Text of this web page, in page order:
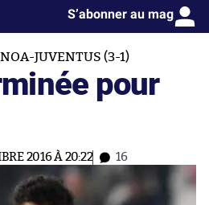
S’abonner au mag
JUVENTUS (3-1)
pour
2016 À 20:22 16